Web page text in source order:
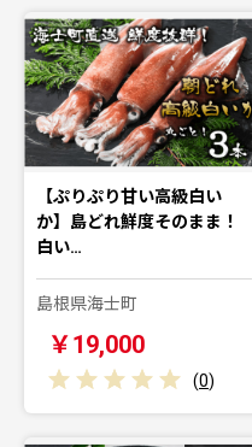
【ぷりぷり甘い高級白い
か】島どれ鮮度そのまま！
白い…
島根県海士町
￥19,000
(0)